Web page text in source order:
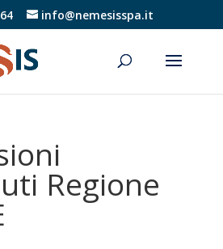
info@nemesisspa.it
Regione